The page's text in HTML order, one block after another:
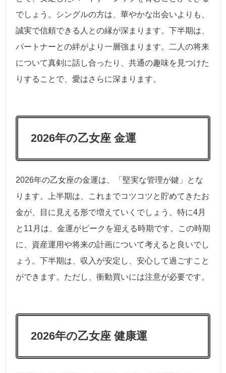
でしょう。シングルの方は、華やかな出会いよりも、
誠実で信頼できる人との縁が深まります。下半期は、
パートナーとの絆がより一層強まります。二人の将来
について真剣に話し合ったり、共通の趣味を見つけた
りすることで、愛はさらに深まります。
2026年の乙女座 金運
2026年の乙女座の金運は、「堅実な管理が鍵」とな
ります。上半期は、これまでコツコツと貯めてきたお
金が、目に見える形で増えていくでしょう。特に4月
と11月は、金運がピークを迎える時期です。この時期
に、資産運用や将来の計画について考えると良いでし
ょう。下半期は、収入が安定し、安心して過ごすこと
ができます。ただし、衝動買いには注意が必要です。
2026年の乙女座 健康運